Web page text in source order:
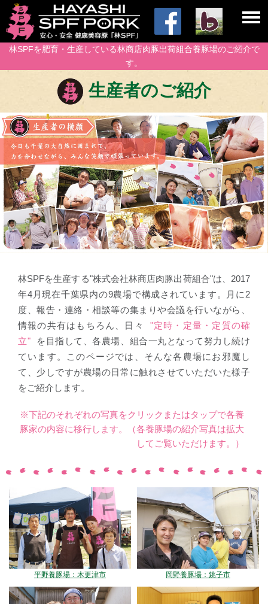
林SPFを肥育・生産している林商店肉豚出荷組合養豚場のご紹介で
す。
生産者のご紹介
林SPFを生産する"株式会社林商店肉豚出荷組合"は、2017
年4月現在千葉県内の9農場で構成されています。月に2
度、報告・連絡・相談等の集まりや会議を行いながら、
情報の共有はもちろん、日々
"定時・定量・定質の確
立"
を目指して、各農場、組合一丸となって努力し続け
ています。このページでは、そんな各農場にお邪魔し
て、少しですが農場の日常に触れさせていただいた様子
をご紹介します。
※下記のそれぞれの写真をクリックまたはタップで各養
豚家の内容に移行します。（各養豚場の紹介写真は拡大
してご覧いただけます。）
平野養豚場：木更津市 岡野養豚場：銚子市